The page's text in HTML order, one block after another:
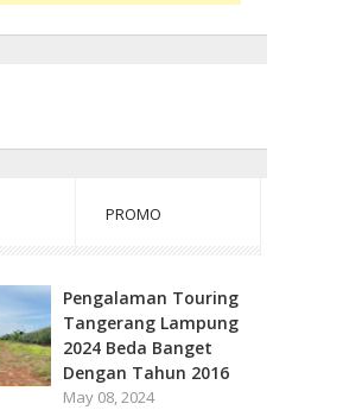
PROMO
Pengalaman Touring
Tangerang Lampung
2024 Beda Banget
Dengan Tahun 2016
May 08, 2024